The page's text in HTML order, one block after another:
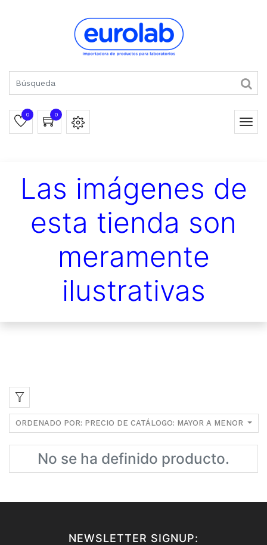
0 0
Las imágenes de
esta tienda son
meramente
ilustrativas
ORDENADO POR: PRECIO DE CATÁLOGO: MAYOR A MENOR
No se ha definido producto.
NEWSLETTER SIGNUP: